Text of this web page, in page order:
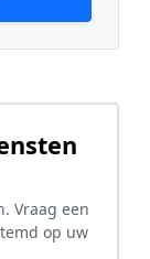
Vraag een
op uw